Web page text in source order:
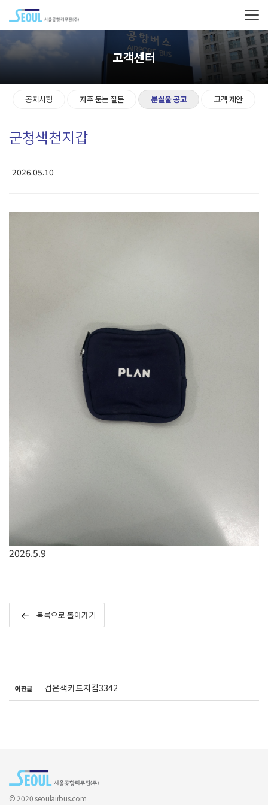
고객센터
공지사항 자주 묻는 질문 분실물 공고 고객 제안
군청색천지갑
2026.05.10
2026.5.9
목록으로 돌아가기
이전글 검은색카드지갑3342
© 2020 seoulairbus.com